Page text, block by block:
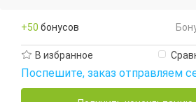
+50 бонусов
В избранное
Поспешите, заказ отправляем